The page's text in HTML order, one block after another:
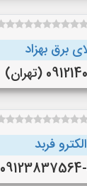
برق بهزاد
(تهران)
الکترو فربد
(تهران)